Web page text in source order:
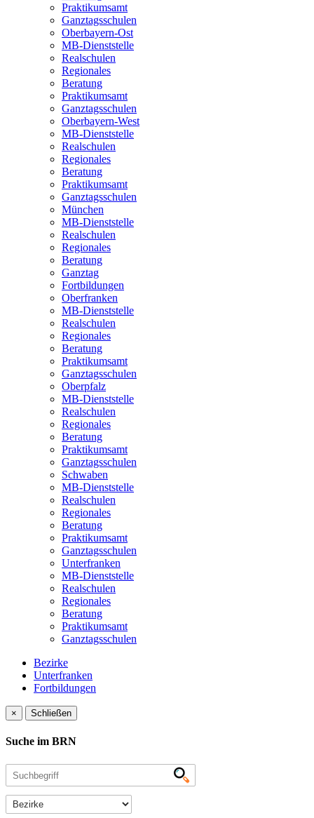
Praktikumsamt
Ganztagsschulen
Oberbayern-Ost
MB-Dienststelle
Realschulen
Regionales
Beratung
Praktikumsamt
Ganztagsschulen
Oberbayern-West
MB-Dienststelle
Realschulen
Regionales
Beratung
Praktikumsamt
Ganztagsschulen
München
MB-Dienststelle
Realschulen
Regionales
Beratung
Ganztag
Fortbildungen
Oberfranken
MB-Dienststelle
Realschulen
Regionales
Beratung
Praktikumsamt
Ganztagsschulen
Oberpfalz
MB-Dienststelle
Realschulen
Regionales
Beratung
Praktikumsamt
Ganztagsschulen
Schwaben
MB-Dienststelle
Realschulen
Regionales
Beratung
Praktikumsamt
Ganztagsschulen
Unterfranken
MB-Dienststelle
Realschulen
Regionales
Beratung
Praktikumsamt
Ganztagsschulen
Bezirke
Unterfranken
Fortbildungen
× Schließen
Suche im BRN